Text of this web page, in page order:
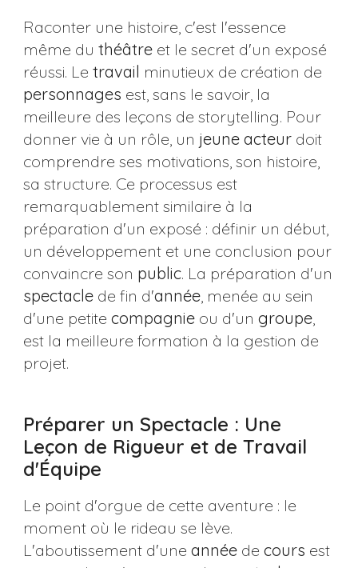
Raconter une histoire, c'est l'essence
même du théâtreet le secret d'un exposé
réussi. Le travail minutieux de création de
personnages est, sans le savoir, la
meilleure des leçons de storytelling. Pour
donner vie à un rôle, un jeune acteurdoit
comprendre ses motivations, son histoire,
sa structure. Ce processus est
remarquablement similaire à la
préparation d'un exposé : définir un début,
un développement et une conclusion pour
convaincre son public. La préparation d'un
spectaclede fin d'année, menée au sein
d'une petite compagnieou d'un groupe,
est la meilleure formation à la gestion de
projet.
Préparer un Spectacle : Une
Leçon de Rigueur et de Travail
d'Équipe
Le point d'orgue de cette aventure : le
moment où le rideau se lève.
L'aboutissement d'une annéede cours est